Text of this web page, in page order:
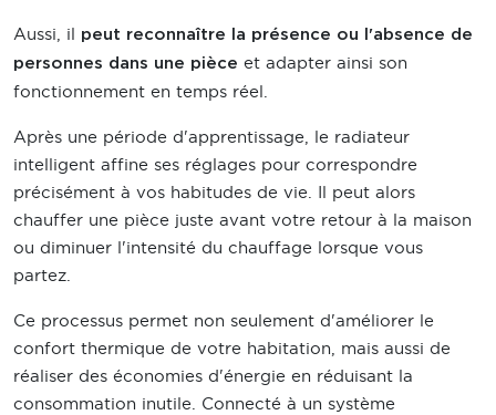
Aussi, il peut reconnaître la présence ou l'absence de
personnes dans une pièce et adapter ainsi son
fonctionnement en temps réel.
Après une période d'apprentissage, le radiateur
intelligent affine ses réglages pour correspondre
précisément à vos habitudes de vie. Il peut alors
chauffer une pièce juste avant votre retour à la maison
ou diminuer l'intensité du chauffage lorsque vous
partez.
Ce processus permet non seulement d'améliorer le
confort thermique de votre habitation, mais aussi de
réaliser des économies d'énergie en réduisant la
consommation inutile. Connecté à un système